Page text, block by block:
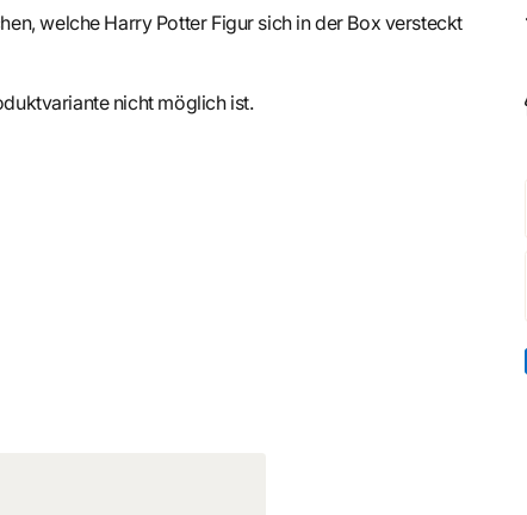
welche Harry Potter Figur sich in der Box versteckt
nicht möglich ist.